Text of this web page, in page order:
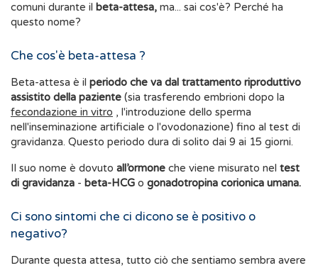
comuni durante il beta-attesa, ma... sai cos'è? Perché ha
questo nome?
Che cos'è beta-attesa ?
Beta-attesa è il periodo che va dal trattamento riproduttivo
assistito della paziente (sia trasferendo embrioni dopo la
fecondazione in vitro , l'introduzione dello sperma
nell'inseminazione artificiale o l'ovodonazione) fino al test di
gravidanza. Questo periodo dura di solito dai 9 ai 15 giorni.
Il suo nome è dovuto all’ormone che viene misurato nel test
di gravidanza - beta-HCG o gonadotropina corionica umana.
Ci sono sintomi che ci dicono se è positivo o
negativo?
Durante questa attesa, tutto ciò che sentiamo sembra avere